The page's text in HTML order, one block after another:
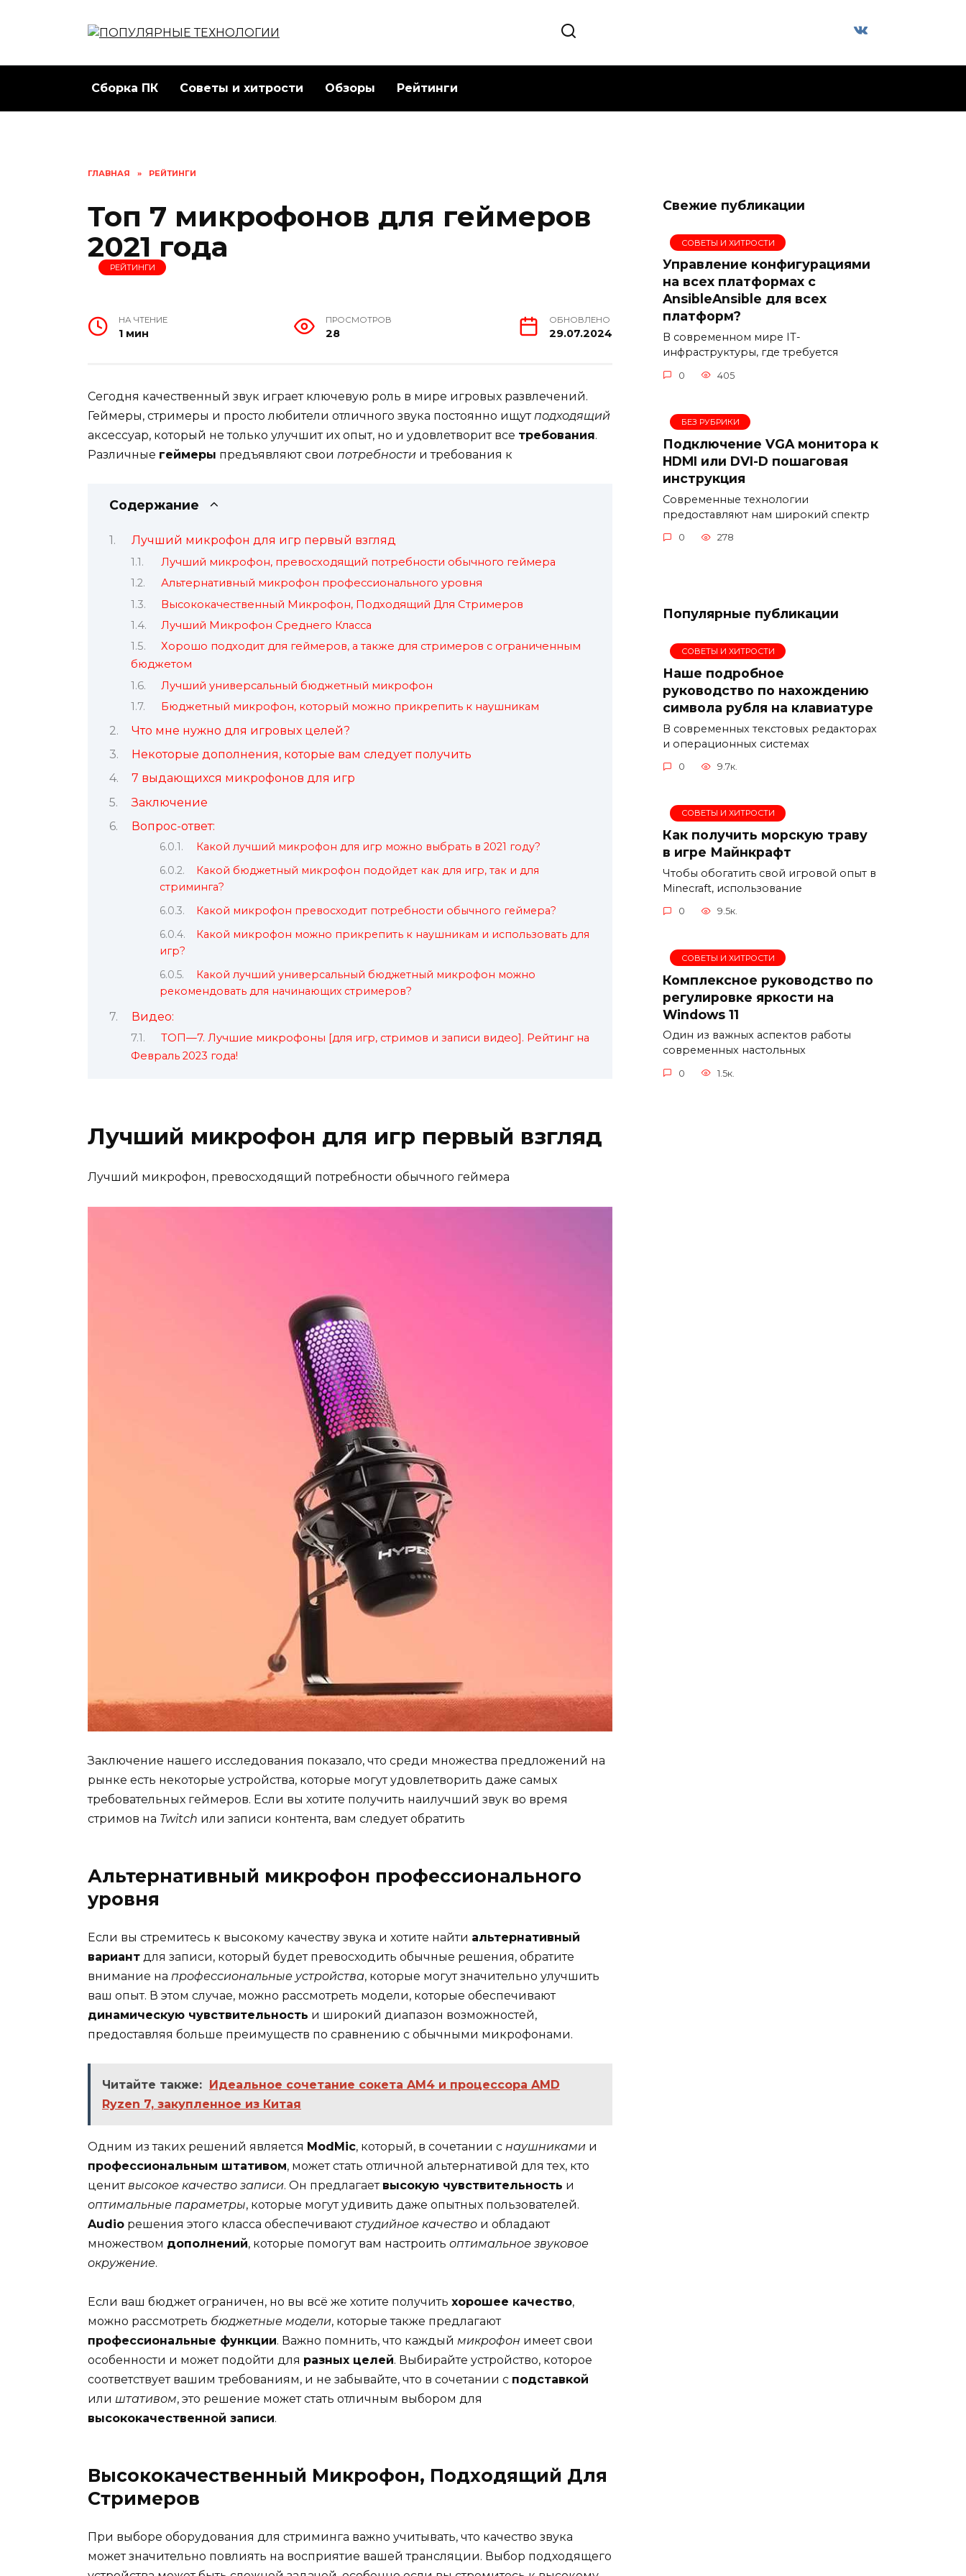
Сборка ПК Советы и хитрости Обзоры Рейтинги
ГЛАВНАЯ » РЕЙТИНГИ
Топ 7 микрофонов для геймеров
2021 года
РЕЙТИНГИ
НА ЧТЕНИЕ
1 мин
ПРОСМОТРОВ
28
ОБНОВЛЕНО
29.07.2024
Сегодня качественный звук играет ключевую роль в мире игровых развлечений.
Геймеры, стримеры и просто любители отличного звука постоянно ищут подходящий
аксессуар, который не только улучшит их опыт, но и удовлетворит все требования.
Различные геймеры предъявляют свои потребности и требования к
Содержание
Лучший микрофон для игр первый взгляд
Лучший микрофон, превосходящий потребности обычного геймера
Альтернативный микрофон профессионального уровня
Высококачественный Микрофон, Подходящий Для Стримеров
Лучший Микрофон Среднего Класса
Хорошо подходит для геймеров, а также для стримеров с ограниченным
бюджетом
Лучший универсальный бюджетный микрофон
Бюджетный микрофон, который можно прикрепить к наушникам
Что мне нужно для игровых целей?
Некоторые дополнения, которые вам следует получить
7 выдающихся микрофонов для игр
Заключение
Вопрос-ответ:
Какой лучший микрофон для игр можно выбрать в 2021 году?
Какой бюджетный микрофон подойдет как для игр, так и для
стриминга?
Какой микрофон превосходит потребности обычного геймера?
Какой микрофон можно прикрепить к наушникам и использовать для
игр?
Какой лучший универсальный бюджетный микрофон можно
рекомендовать для начинающих стримеров?
Видео:
ТОП—7. Лучшие микрофоны [для игр, стримов и записи видео]. Рейтинг на
Февраль 2023 года!
Лучший микрофон для игр первый взгляд
Лучший микрофон, превосходящий потребности обычного геймера
Заключение нашего исследования показало, что среди множества предложений на
рынке есть некоторые устройства, которые могут удовлетворить даже самых
требовательных геймеров. Если вы хотите получить наилучший звук во время
стримов на Twitch или записи контента, вам следует обратить
Альтернативный микрофон профессионального
уровня
Если вы стремитесь к высокому качеству звука и хотите найти альтернативный
вариант для записи, который будет превосходить обычные решения, обратите
внимание на профессиональные устройства, которые могут значительно улучшить
ваш опыт. В этом случае, можно рассмотреть модели, которые обеспечивают
динамическую чувствительность и широкий диапазон возможностей,
предоставляя больше преимуществ по сравнению с обычными микрофонами.
Читайте также: Идеальное сочетание сокета AM4 и процессора AMD
Ryzen 7, закупленное из Китая
Одним из таких решений является ModMic, который, в сочетании с наушниками и
профессиональным штативом, может стать отличной альтернативой для тех, кто
ценитвысокое качество записи. Он предлагает высокую чувствительность и
оптимальные параметры, которые могут удивить даже опытных пользователей.
Audio решения этого класса обеспечиваютстудийное качество и обладают
множеством дополнений, которые помогут вам настроить оптимальное звуковое
окружение.
Если ваш бюджет ограничен, но вы всё же хотите получить хорошее качество,
можно рассмотреть бюджетные модели, которые также предлагают
профессиональные функции. Важно помнить, что каждый микрофон имеет свои
особенности и может подойти для разных целей. Выбирайте устройство, которое
соответствует вашим требованиям, и не забывайте, что в сочетании с подставкой
или штативом, это решение может стать отличным выбором для
высококачественной записи.
Высококачественный Микрофон, Подходящий Для
Стримеров
При выборе оборудования для стриминга важно учитывать, что качество звука
может значительно повлиять на восприятие вашей трансляции. Выбор подходящего
Свежие публикации
СОВЕТЫ И ХИТРОСТИ
Управление конфигурациями
на всех платформах с
AnsibleAnsible для всех
платформ?
В современном мире IT-
инфраструктуры, где требуется
0 405
БЕЗ РУБРИКИ
Подключение VGA монитора к
HDMI или DVI-D пошаговая
инструкция
Современные технологии
предоставляют нам широкий спектр
0 278
Популярные публикации
СОВЕТЫ И ХИТРОСТИ
Наше подробное
руководство по нахождению
символа рубля на клавиатуре
В современных текстовых редакторах
и операционных системах
0 9.7к.
СОВЕТЫ И ХИТРОСТИ
Как получить морскую траву
в игре Майнкрафт
Чтобы обогатить свой игровой опыт в
Minecraft, использование
0 9.5к.
СОВЕТЫ И ХИТРОСТИ
Комплексное руководство по
регулировке яркости на
Windows 11
Один из важных аспектов работы
современных настольных
0 1.5к.